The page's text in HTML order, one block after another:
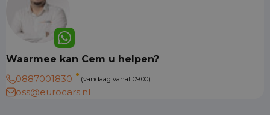
Waarmee kan Cem u helpen?
0887001830
(vandaag vanaf 09:00)
oss@eurocars.nl